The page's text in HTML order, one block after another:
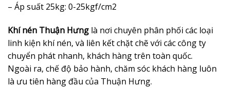
– Áp suất 25kg: 0-25kgf/cm2
Khí nén Thuận Hưng là nơi chuyên phân phối các loại
linh kiện khí nén, và liên kết chặt chẽ với các công ty
chuyển phát nhanh, khách hàng trên toàn quốc.
Ngoài ra, chế độ bảo hành, chăm sóc khách hàng luôn
là ưu tiên hàng đầu của Thuận Hưng.